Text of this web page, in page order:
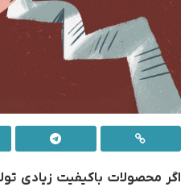
اگر محصولات باکیفیت زیادی